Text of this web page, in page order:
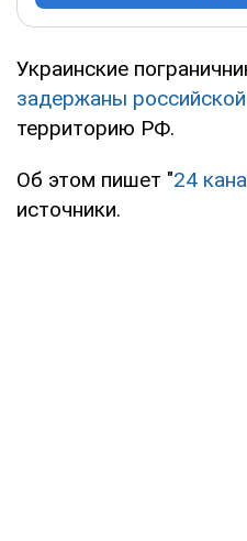
Украинские
задержаны
территорию РФ.
Об этом пишет "24
источники.